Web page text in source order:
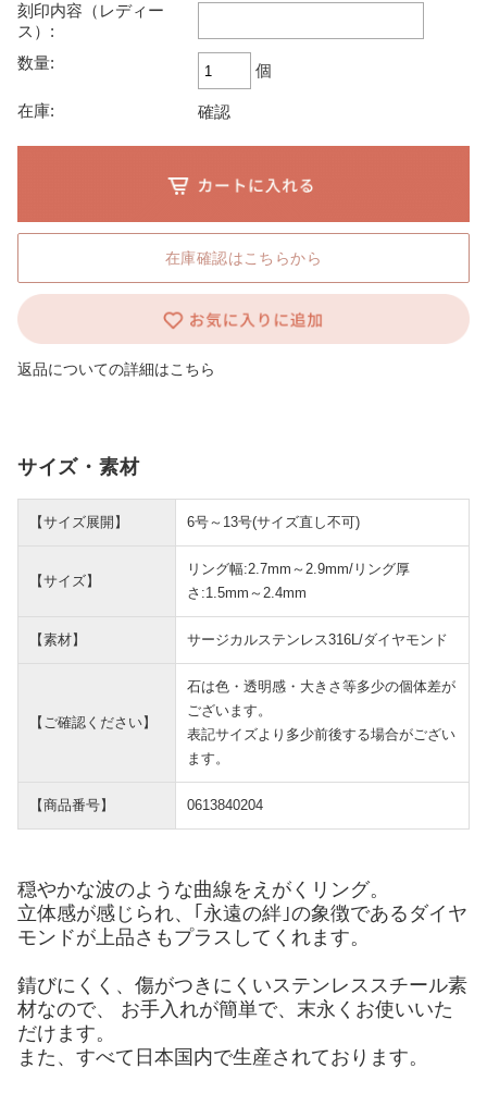
刻印内容（レディー
ス）:
数量:
個
在庫: 確認
在庫確認はこちらから
返品についての詳細はこちら
サイズ・素材
【サイズ展開】 6号～13号(サイズ直し不可)
【サイズ】
リング幅:2.7mm～2.9mm/リング厚
さ:1.5mm～2.4mm
【素材】 サージカルステンレス316L/ダイヤモンド
【ご確認ください】
石は色・透明感・大きさ等多少の個体差が
ございます。
表記サイズより多少前後する場合がござい
ます。
【商品番号】 0613840204
穏やかな波のような曲線をえがくリング。
立体感が感じられ、｢永遠の絆｣の象徴であるダイヤ
モンドが上品さもプラスしてくれます。
錆びにくく、傷がつきにくいステンレススチール素
材なので、 お手入れが簡単で、末永くお使いいた
だけます。
また、すべて日本国内で生産されております。